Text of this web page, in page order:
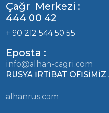
Çağrı Merkezi :
444 00 42
+ 90 212 544 50 55
Eposta :
info@alhan-cagri.com
RUSYA İRTİBAT
alhanrus.com